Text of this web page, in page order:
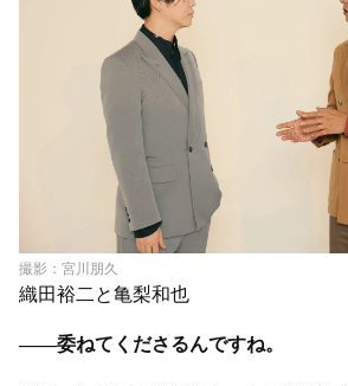
撮影：宮川朋久
織田裕二と亀梨和也
――委ねてくださるんですね。